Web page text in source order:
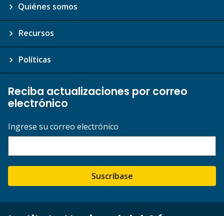
Quiénes somos
Recursos
Políticas
Reciba actualizaciones por correo
electrónico
Ingrese su correo electrónico
Suscríbase